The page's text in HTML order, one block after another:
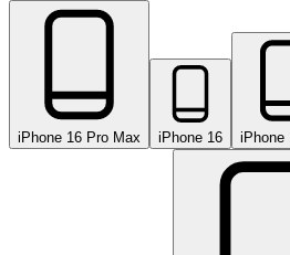
iPhone 16 Pro Max iPhone 16 iPhone